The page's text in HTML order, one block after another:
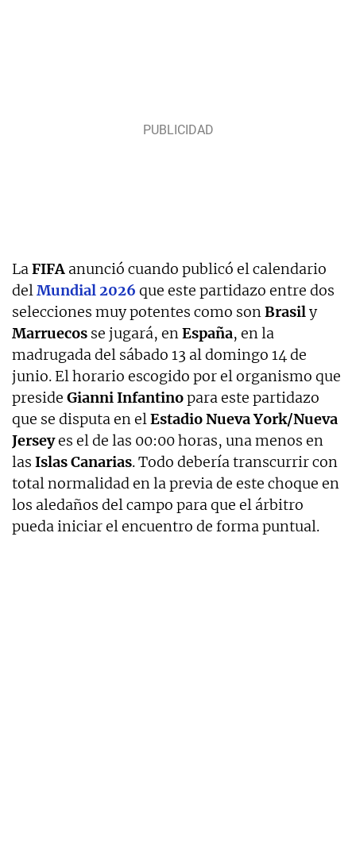
LaFIFA anunció cuando publicó el calendario
delMundial 2026 que este partidazo entre dos
selecciones muy potentes como sonBrasily
Marruecos se jugará, enEspaña, en la
madrugada del sábado 13 al domingo 14 de
junio. El horario escogido por el organismo que
preside Gianni Infantinopara este partidazo
que se disputa en elEstadio Nueva York/Nueva
Jerseyes el de las 00:00 horas, una menos en
las Islas Canarias. Todo debería transcurrir con
total normalidad en la previa de este choque en
los aledaños del campo para que el árbitro
pueda iniciar el encuentro de forma puntual.